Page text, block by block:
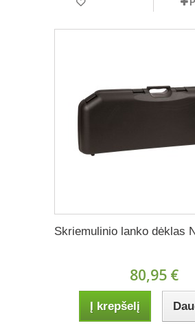
Skriemulinio lanko dėklas
80,95 €
Į krepšelį